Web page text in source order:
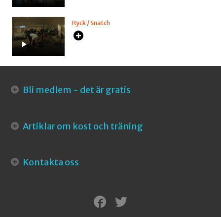
Ryck / Snatch
Bli medlem - det är gratis
Artiklar om kost och träning
Kontakta oss